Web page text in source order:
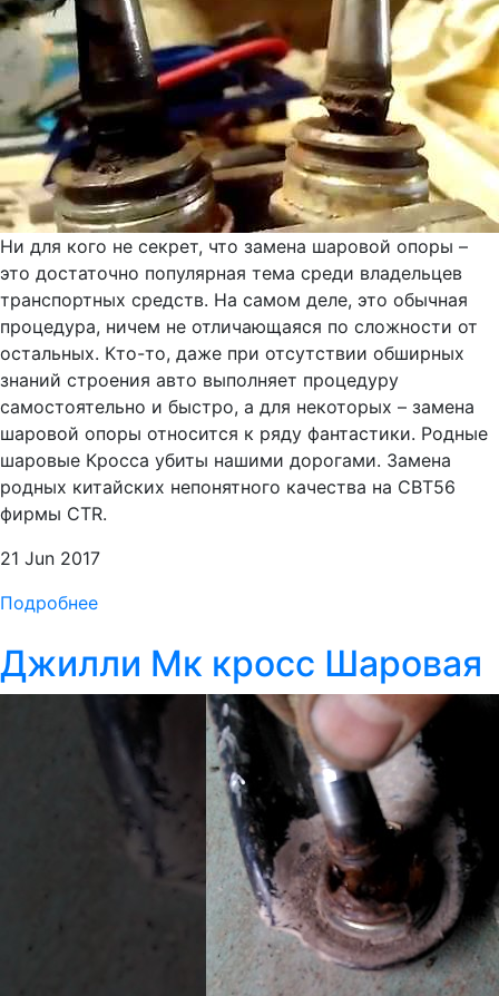
Ни для кого не секрет, что замена шаровой опоры –
это достаточно популярная тема среди владельцев
транспортных средств. На самом деле, это обычная
процедура, ничем не отличающаяся по сложности от
остальных. Кто-то, даже при отсутствии обширных
знаний строения авто выполняет процедуру
самостоятельно и быстро, а для некоторых – замена
шаровой опоры относится к ряду фантастики. Родные
шаровые Кросса убиты нашими дорогами. Замена
родных китайских непонятного качества на CBT56
фирмы CTR.
21 Jun 2017
Подробнее
Джилли Мк кросс Шаровая